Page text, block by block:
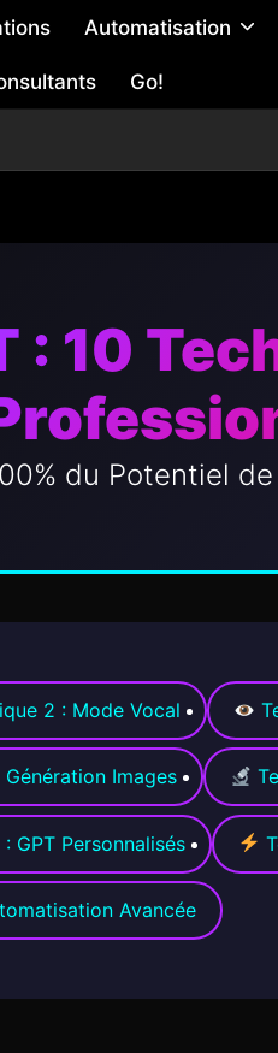
Automatisation
Go!
: 10
du Potentiel de
2 : Mode Vocal
Images
GPT Personnalisés
Avancée